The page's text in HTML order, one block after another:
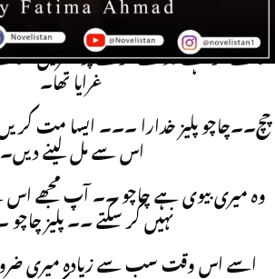
بھرپور آنکھیں اپنے
سامنے کراہتے ہوئے لڑکے پر نظریں
غرایا تھا۔
اس سے مل لینے دیں۔
وہ میری بیوی ہے چاچو ۔۔ آپ مجھے
نہیں کر سکتے ۔۔ پلیز
اسے اس وقت سب سے زیادہ میری